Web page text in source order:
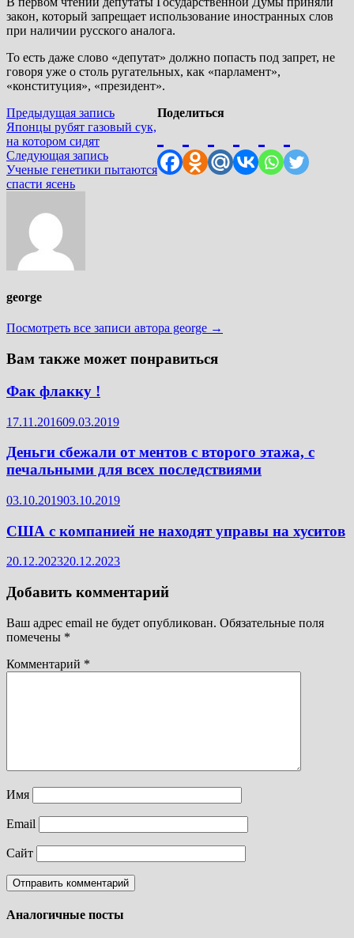
закон, который запрещает использование иностранных слов
при наличии русского аналога.
То есть даже слово «депутат» должно попасть под запрет, не
говоря уже о столь ругательных, как «парламент»,
«конституция», «президент».
Поделиться
Навигация
по
записям
Предыдущая записьПредыдущая
запись:
Японцы рубят газовый сук,
на котором сидят
Следующая записьСледующая
запись:
Ученые генетики пытаются
спасти ясень
george
Посмотреть все записи автора george →
Вам также может понравиться
Фак флакку !
17.11.201609.03.2019
Деньги сбежали от ментов с второго этажа, с
печальными для всех последствиями
03.10.201903.10.2019
США с компанией не находят управы на хуситов
20.12.202320.12.2023
Добавить комментарий
Ваш адрес email не будет опубликован. Обязательные поля
помечены *
Комментарий *
Имя
Email
Сайт
Аналогичные посты